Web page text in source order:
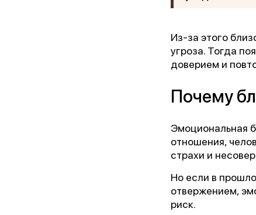
Из-за этого
угроза. Тогда
доверием и
Почему
Эмоциональная
отношения,
страхи и
Но если в
отвержением,
риск.